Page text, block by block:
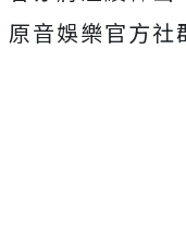
原音娛樂官方社